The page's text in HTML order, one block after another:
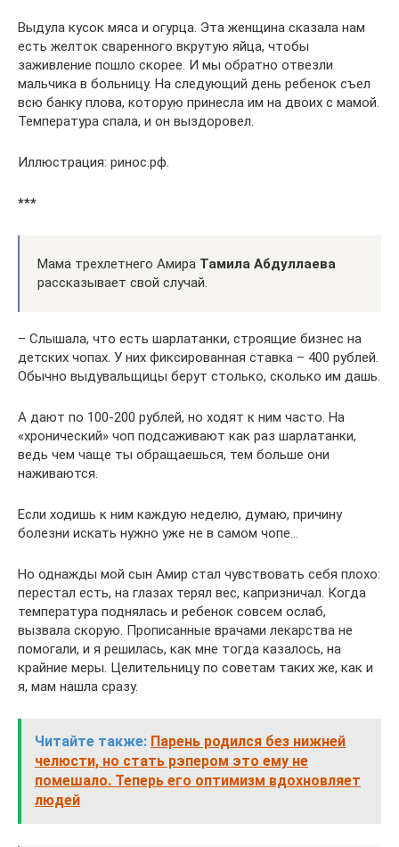
Выдула кусок мяса и огурца. Эта женщина сказала нам
есть желток сваренного вкрутую яйца, чтобы
заживление пошло скорее. И мы обратно отвезли
мальчика в больницу. На следующий день ребенок съел
всю банку плова, которую принесла им на двоих с мамой.
Температура спала, и он выздоровел.
Иллюстрация: ринос.рф.
***
Мама трехлетнего Амира Тамила Абдуллаева
рассказывает свой случай.
– Слышала, что есть шарлатанки, строящие бизнес на
детских чопах. У них фиксированная ставка – 400 рублей.
Обычно выдувальщицы берут столько, сколько им дашь.
А дают по 100-200 рублей, но ходят к ним часто. На
«хронический» чоп подсаживают как раз шарлатанки,
ведь чем чаще ты обращаешься, тем больше они
наживаются.
Если ходишь к ним каждую неделю, думаю, причину
болезни искать нужно уже не в самом чопе…
Но однажды мой сын Амир стал чувствовать себя плохо:
перестал есть, на глазах терял вес, капризничал. Когда
температура поднялась и ребенок совсем ослаб,
вызвала скорую. Прописанные врачами лекарства не
помогали, и я решилась, как мне тогда казалось, на
крайние меры. Целительницу по советам таких же, как и
я, мам нашла сразу.
Читайте также: Парень родился без нижней
челюсти, но стать рэпером это ему не
помешало. Теперь его оптимизм вдохновляет
людей